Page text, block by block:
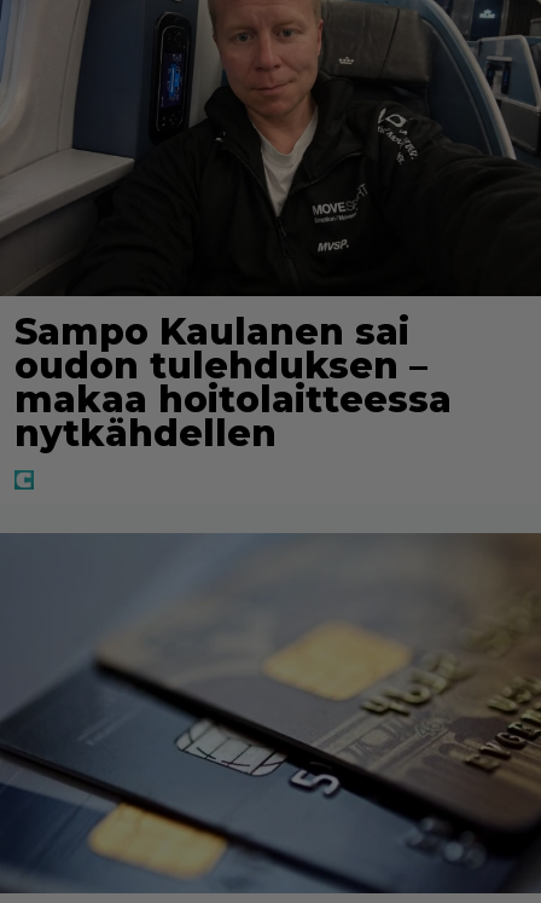
Sampo Kaulanen sai
oudon tulehduksen –
makaa hoitolaitteessa
nytkähdellen